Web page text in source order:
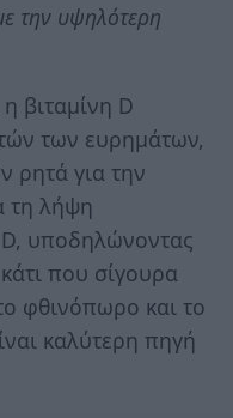
την υψηλότερη
βιταμίνη D
των ευρημάτων,
ρητά για την
τη λήψη
υποδηλώνοντας
που σίγουρα
φθινόπωρο και το
καλύτερη πηγή